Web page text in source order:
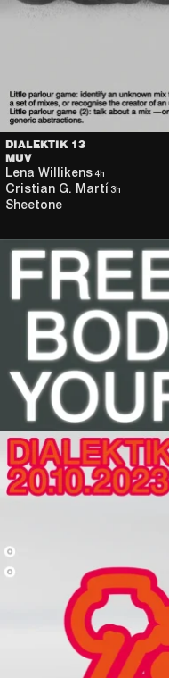
DIALEKTIK 13
MUV
Lena Willikens4h
Cristian G. Martí 3h
Sheetone